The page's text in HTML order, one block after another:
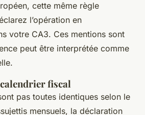
cette même règle
l’opération en
votre CA3. Ces mentions sont
peut être interprétée comme
fiscal
pas toutes identiques selon le
mensuels, la déclaration